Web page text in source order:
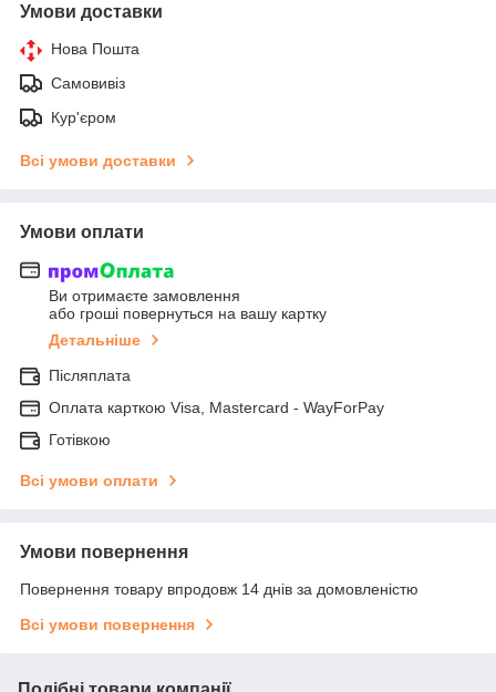
Умови доставки
Нова Пошта
Самовивіз
Кур'єром
Всі умови доставки
Умови оплати
Ви отримаєте замовлення
або гроші повернуться на вашу картку
Детальніше
Післяплата
Оплата карткою Visa, Mastercard - WayForPay
Готівкою
Всі умови оплати
Умови повернення
Повернення товару впродовж 14 днів за домовленістю
Всі умови повернення